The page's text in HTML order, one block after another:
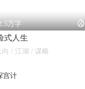
万字 
式人生
向 / 江湖 / 谋略